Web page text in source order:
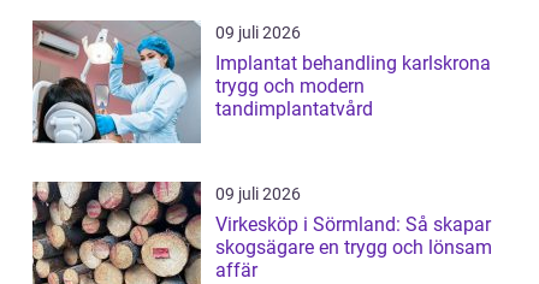
09 juli 2026
Implantat behandling karlskrona
trygg och modern
tandimplantatvård
09 juli 2026
Virkesköp i Sörmland: Så skapar
skogsägare en trygg och lönsam
affär